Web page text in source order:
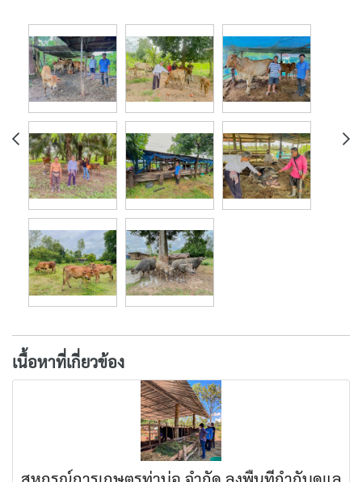
เนื้อหาที่เกี่ยวข้อง